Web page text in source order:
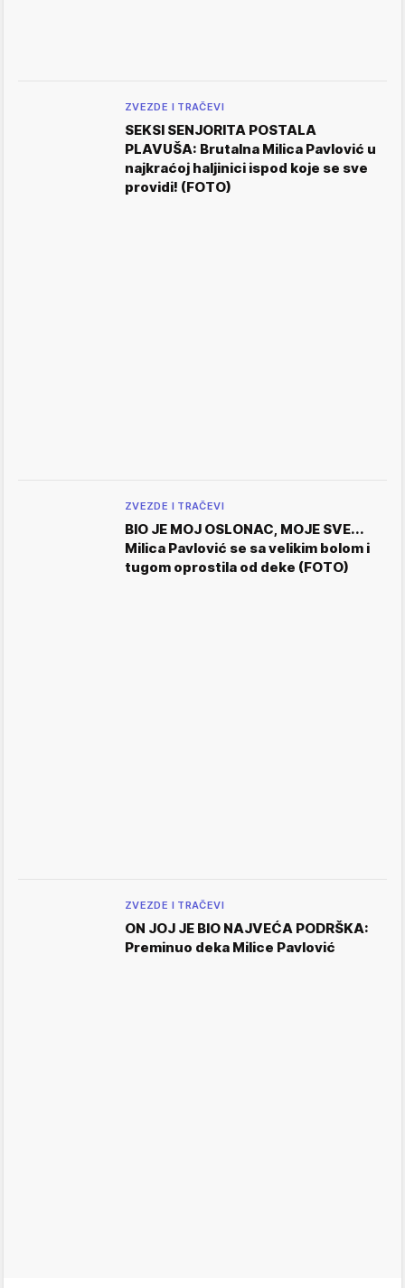
ZVEZDE I TRAČEVI
SEKSI SENJORITA POSTALA
PLAVUŠA: Brutalna Milica Pavlović u
najkraćoj haljinici ispod koje se sve
providi! (FOTO)
ZVEZDE I TRAČEVI
BIO JE MOJ OSLONAC, MOJE SVE...
Milica Pavlović se sa velikim bolom i
tugom oprostila od deke (FOTO)
ZVEZDE I TRAČEVI
ON JOJ JE BIO NAJVEĆA PODRŠKA:
Preminuo deka Milice Pavlović